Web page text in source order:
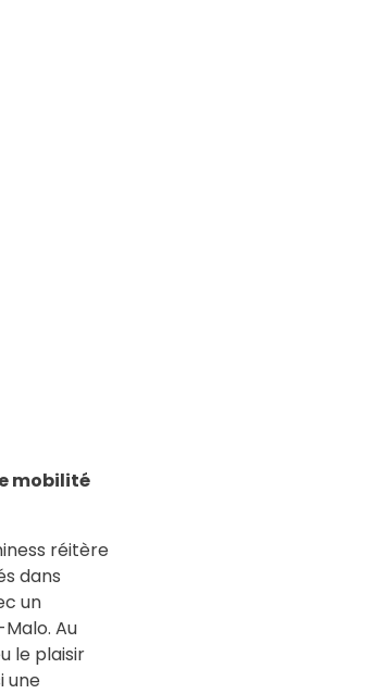
mobilité
réitère
dans
un
Au
le plaisir
une